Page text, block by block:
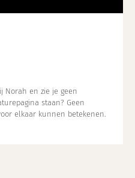
Norah en zie je geen
staan? Geen
elkaar kunnen betekenen.